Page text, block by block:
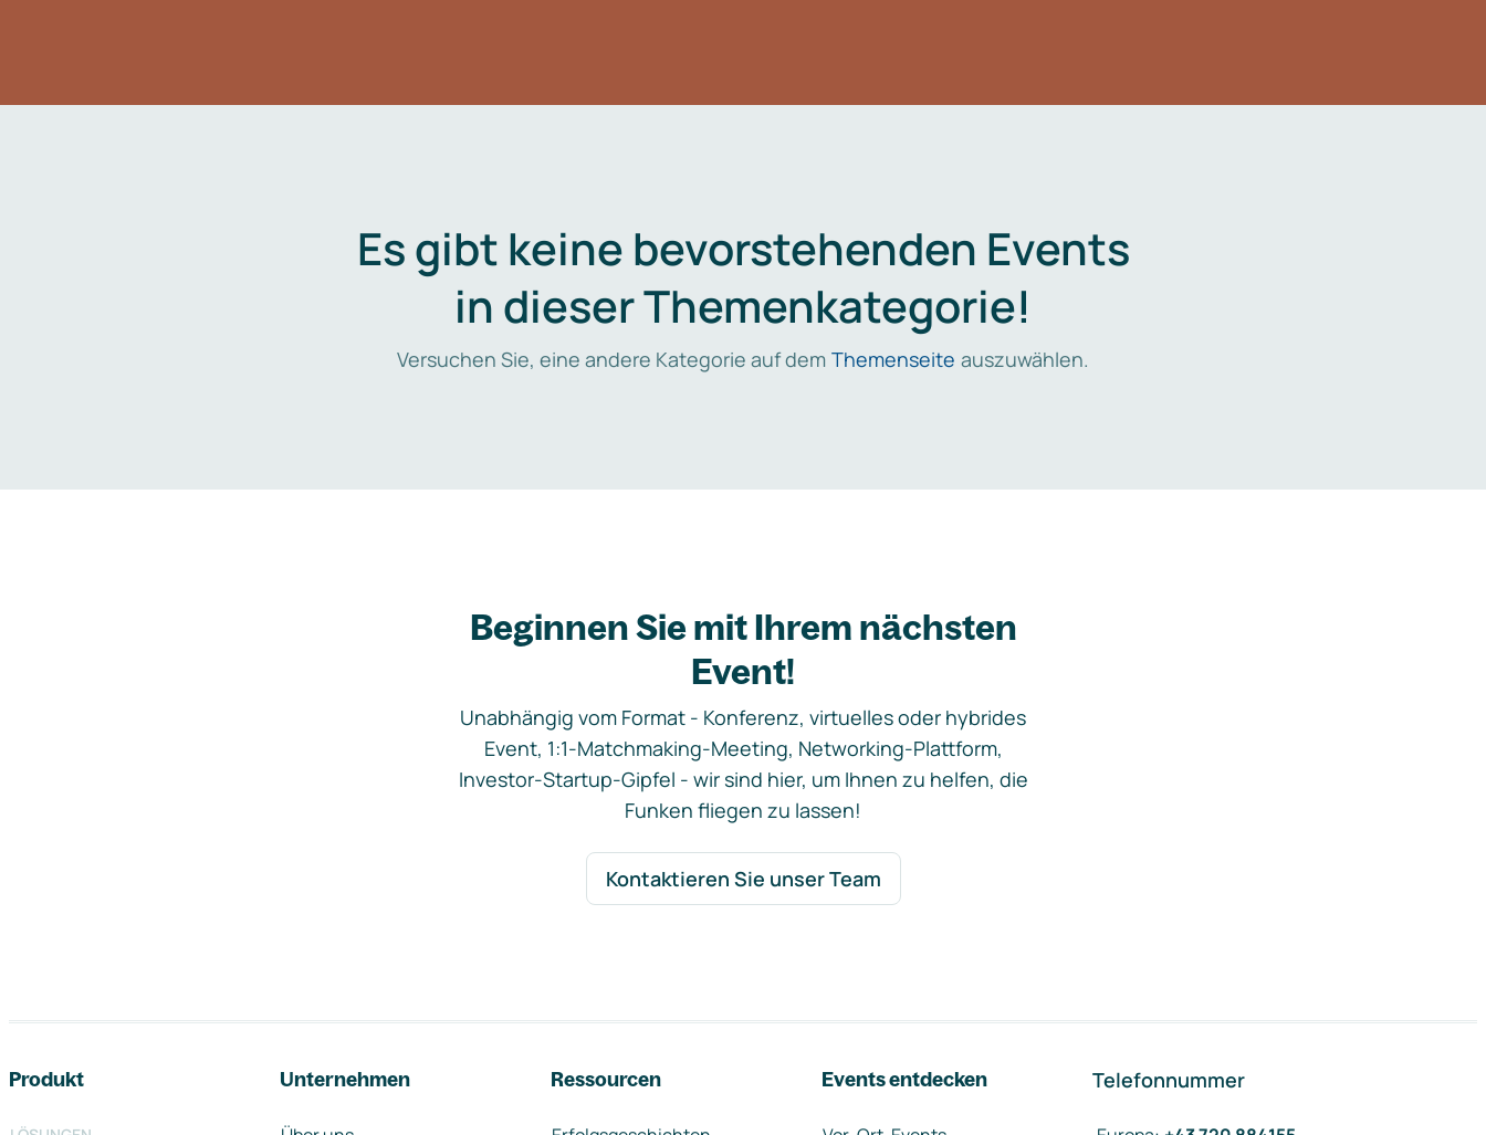
Es gibt keine bevorstehenden Events
in dieser Themenkategorie!
Versuchen Sie, eine andere Kategorie auf dem Themenseite auszuwählen.
Beginnen Sie mit Ihrem nächsten
Event!
Unabhängig vom Format - Konferenz, virtuelles oder hybrides
Event, 1:1-Matchmaking-Meeting, Networking-Plattform,
Investor-Startup-Gipfel - wir sind hier, um Ihnen zu helfen, die
Funken fliegen zu lassen!
Kontaktieren Sie unser Team
Produkt Unternehmen Ressourcen Events entdecken Telefonnummer